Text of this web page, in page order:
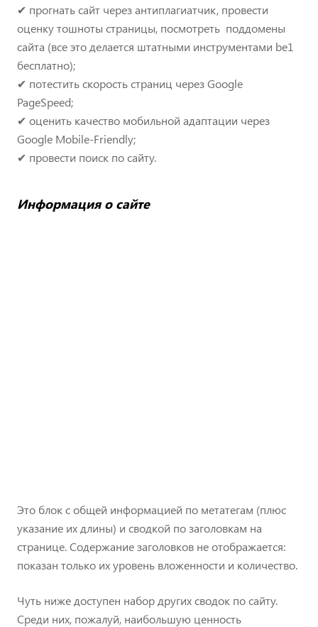
✔ прогнать сайт через антиплагиатчик, провести
оценку тошноты страницы, посмотреть поддомены
сайта (все это делается штатными инструментами be1
бесплатно);
✔ потестить скорость страниц через Google
PageSpeed;
✔ оценить качество мобильной адаптации через
Google Mobile-Friendly;
✔ провести поиск по сайту.
Информация о сайте
Это блок с общей информацией по метатегам (плюс
указание их длины) и сводкой по заголовкам на
странице. Содержание заголовков не отображается:
показан только их уровень вложенности и количество.
Чуть ниже доступен набор других сводок по сайту.
Среди них, пожалуй, наибольшую ценность